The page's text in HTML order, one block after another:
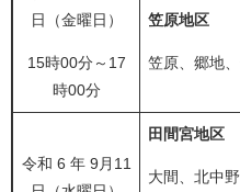
日（金曜日）
15時00分～17
時00分
笠原地区
笠原、郷地
令和 6 年 9月11
田間宮地区
大間、北中野